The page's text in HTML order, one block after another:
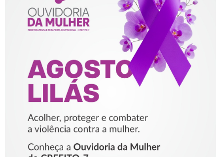
AGOSTO LILÁS – ACOLHER,
PROTEGER E COMBATER A
VIOLÊNCIA CONTRA A
MULHER